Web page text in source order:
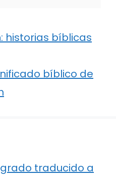
historias bíblicas
bíblico de
traducido a